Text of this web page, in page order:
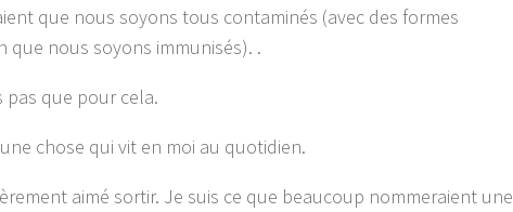
que nous soyons tous contaminés (avec des formes
que nous soyons immunisés). .
pas que pour cela.
chose qui vit en moi au quotidien.
aimé sortir. Je suis ce que beaucoup nommeraient une